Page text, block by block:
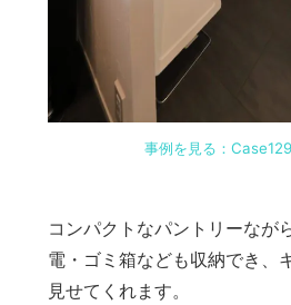
事例を見る：
コンパクトなパントリーなが
電・ゴミ箱なども収納でき、
見せてくれます。